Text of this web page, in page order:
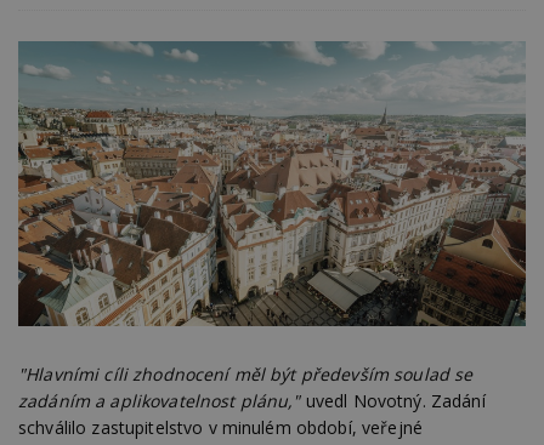
"Hlavními cíli zhodnocení měl být především soulad se
zadáním a aplikovatelnost plánu,"uvedl Novotný. Zadání
schválilo zastupitelstvo v minulém období, veřejné